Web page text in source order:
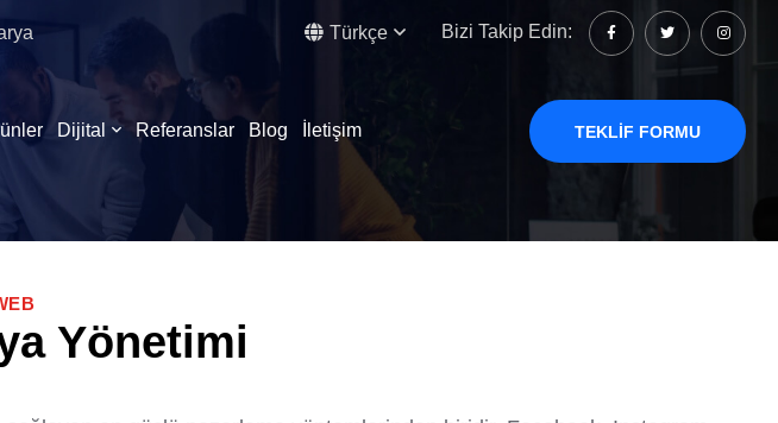
Türkçe Bizi Takip Edin:
Dijital Referanslar Blog İletişim TEKLIF FORMU
Yönetimi